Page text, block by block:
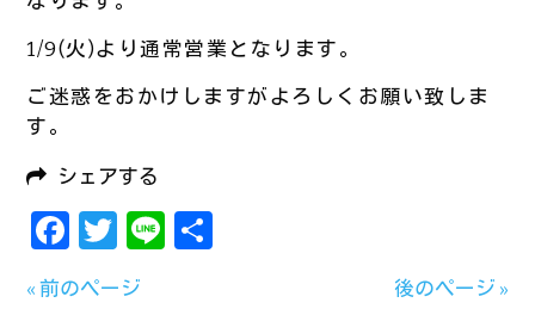
1/9(火)より通常営業となります。
ご迷惑をおかけしますがよろしくお願い致しま
す。
シェアする
Facebook
Twitter
Line
« 前のページ 後のページ »